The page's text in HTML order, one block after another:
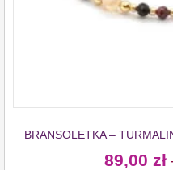
BRANSOLETKA –
89,00 zł